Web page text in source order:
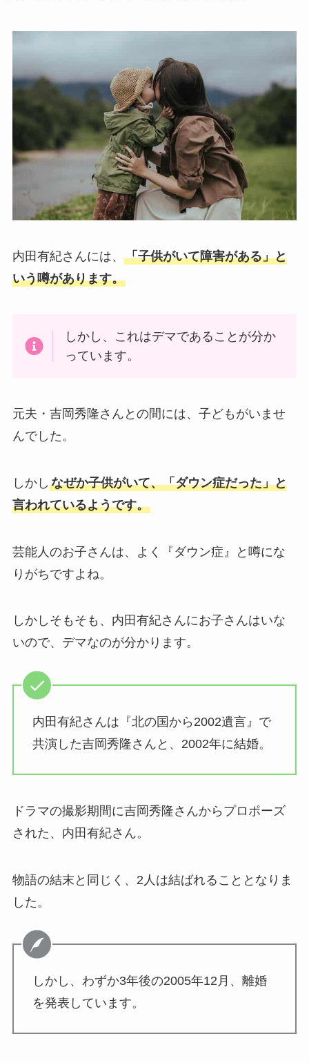
内田有紀さんには、 「子供がいて障害がある」と
いう噂があります。
しかし、これはデマであることが分か
っています。
元夫・吉岡秀隆さんとの間には、子どもがいませ
んでした。
しかし なぜか子供がいて、「ダウン症だった」と
言われているようです。
芸能人のお子さんは、よく『ダウン症』と噂にな
りがちですよね。
しかしそもそも、内田有紀さんにお子さんはいな
いので、デマなのが分かります。
内田有紀さんは『北の国から2002遺言』で
共演した吉岡秀隆さんと、2002年に結婚。
ドラマの撮影期間に吉岡秀隆さんからプロポーズ
された、内田有紀さん。
物語の結末と同じく、2人は結ばれることとなりま
した。
しかし、わずか3年後の2005年12月、離婚
を発表しています。